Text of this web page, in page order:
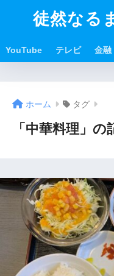
徒然なる
YouTube テレビ 金融
ホーム タグ
「中華料理」の